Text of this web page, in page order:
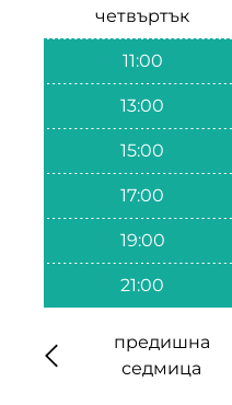
четвъртък
11:00
13:00
15:00
17:00
19:00
21:00
предишна
седмица